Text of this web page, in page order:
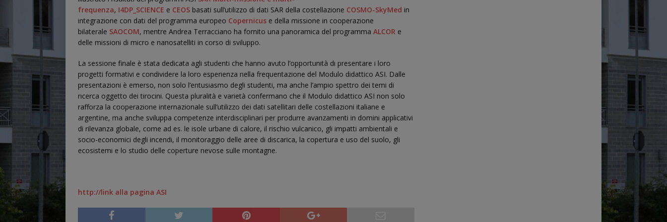
frequenza, I4DP_SCIENCE e CEOS basati sull’utilizzo di dati SAR della costellazione COSMO-SkyMed in
integrazione con dati del programma europeo Copernicus e della missione in cooperazione
bilaterale SAOCOM, mentre Andrea Terracciano ha fornito una panoramica del programma ALCOR e
delle missioni di micro e nanosatelliti in corso di sviluppo.
La sessione finale è stata dedicata agli studenti che hanno avuto l’opportunità di presentare i loro
progetti formativi e condividere la loro esperienza nella frequentazione del Modulo didattico ASI. Dalle
presentazioni è emerso, non solo l’entusiasmo degli studenti, ma anche l’ampio spettro dei temi di
ricerca oggetto dei tirocini. Questa pluralità e varietà confermano che il Modulo didattico ASI non solo
rafforza la cooperazione internazionale sull’utilizzo dei dati satellitari delle costellazioni italiane e
argentine, ma anche sviluppa competenze interdisciplinari per produrre avanzamenti in domini applicativi
di rilevanza globale, come ad es. le isole urbane di calore, il rischio vulcanico, gli impatti ambientali e
socio-economici degli incendi, il monitoraggio delle aree di discarica, la copertura e uso del suolo, gli
ecosistemi e lo studio delle coperture nevose sulle montagne.
http://link alla pagina ASI